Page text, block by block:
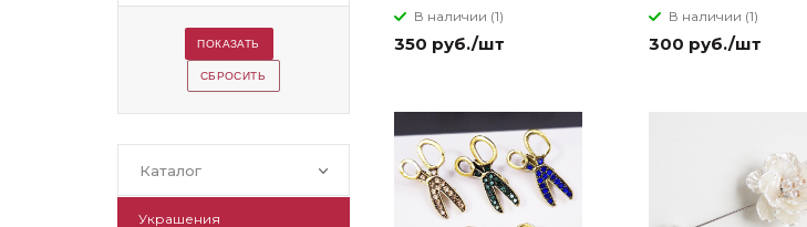
Каталог
Украшения
В наличии (1)
350 руб./шт
В наличии (1)
300 руб./шт